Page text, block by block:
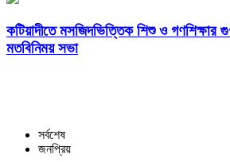
কটিয়াদীতে মসজিদভিত্তিক শিশু ও গণশিক্ষার
মতবিনিময় সভা
সর্বশেষ
জনপ্রিয়